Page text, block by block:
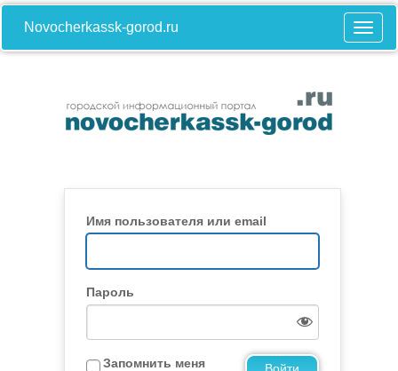
Novocherkassk-gorod.ru
Имя пользователя или email
Пароль
Запомнить меня